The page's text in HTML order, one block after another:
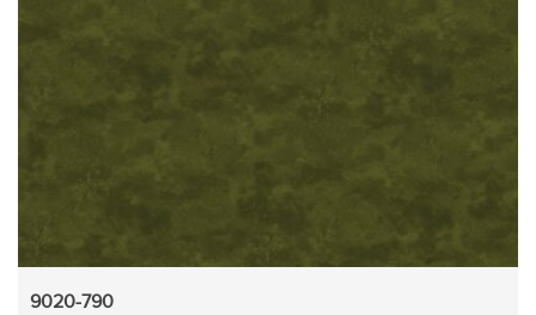
9020-790